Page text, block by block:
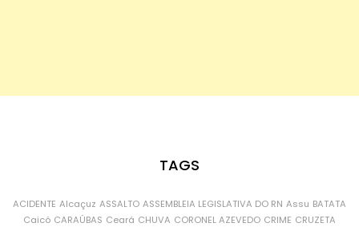
TAGS
ACIDENTE Alcaçuz ASSALTO ASSEMBLEIA LEGISLATIVA DO RN Assu BATATA
Caicó CARAÚBAS Ceará CHUVA CORONEL AZEVEDO CRIME CRUZETA